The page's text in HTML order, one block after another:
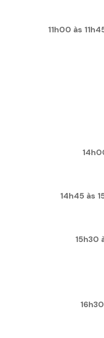
11h00 às
14h45 às
15h30